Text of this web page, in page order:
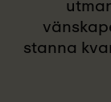
stanna